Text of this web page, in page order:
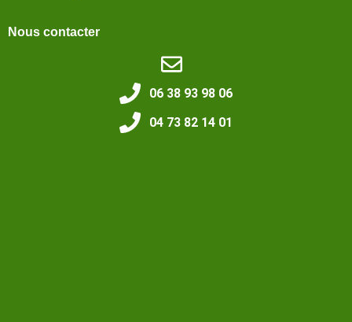
Nous contacter
06 38 93 98 06
04 73 82 14 01